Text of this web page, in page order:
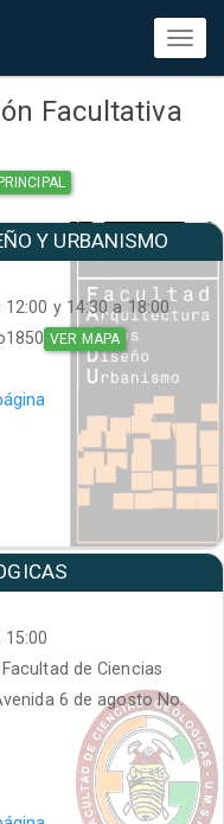
Facultativa
Y URBANISMO
12:00 y 14:30 a 18:00
VER MAPA
15:00
de Ciencias
6 de agosto No.